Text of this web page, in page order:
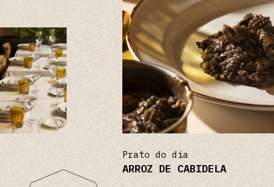
Prato do dia
ARROZ DE CABIDELA